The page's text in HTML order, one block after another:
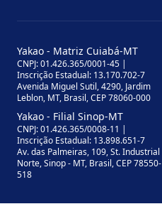
Yakao - Matriz Cuiabá-MT
CNPJ: 01.426.365/0001-45 |
Inscrição Estadual: 13.170.702-7
Avenida Miguel Sutil, 4290, Jardim
Leblon, MT, Brasil, CEP 78060-000
Yakao - Filial Sinop-MT
CNPJ: 01.426.365/0008-11 |
Inscrição Estadual: 13.898.651-7
Av. das Palmeiras, 109, St. Industrial
Norte, Sinop - MT, Brasil, CEP 78550-
518